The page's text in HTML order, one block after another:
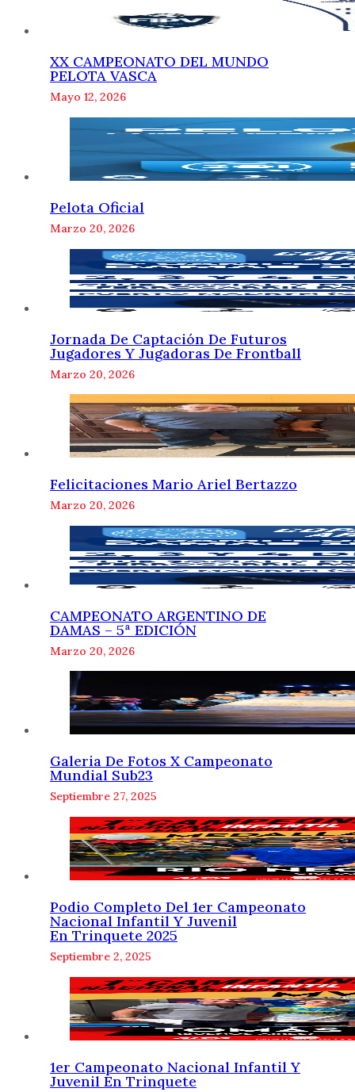
XX CAMPEONATO DEL MUNDO
PELOTA VASCA
Mayo 12, 2026
Pelota Oficial
Marzo 20, 2026
Jornada De Captación De Futuros
Jugadores Y Jugadoras De Frontball
Marzo 20, 2026
Felicitaciones Mario Ariel Bertazzo
Marzo 20, 2026
CAMPEONATO ARGENTINO DE
DAMAS – 5ª EDICIÓN
Marzo 20, 2026
Galeria De Fotos X Campeonato
Mundial Sub23
Septiembre 27, 2025
Podio Completo Del 1er Campeonato
Nacional Infantil Y Juvenil
En Trinquete 2025
Septiembre 2, 2025
1er Campeonato Nacional Infantil Y
Juvenil En Trinquete